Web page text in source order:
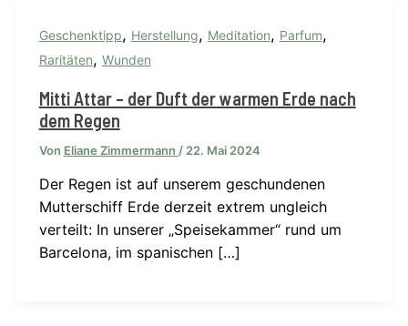
Geschenktipp, Herstellung, Meditation, Parfum,
Raritäten, Wunden
Mitti Attar – der Duft der warmen Erde nach
dem Regen
Von Eliane Zimmermann / 22. Mai 2024
Der Regen ist auf unserem geschundenen
Mutterschiff Erde derzeit extrem ungleich
verteilt: In unserer „Speisekammer“ rund um
Barcelona, im spanischen […]